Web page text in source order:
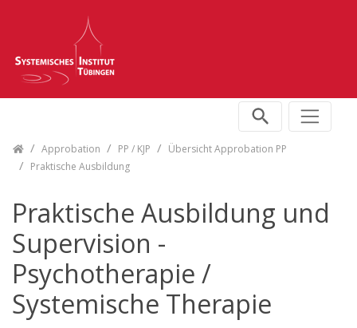
Skip navigation
Approbation PP / KJP
Übersicht Approbation PP
Praktische Ausbildung
Praktische Ausbildung und
Supervision -
Psychotherapie /
Systemische Therapie